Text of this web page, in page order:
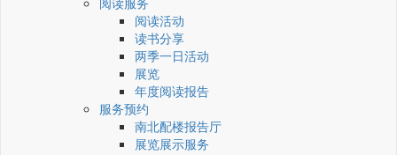
阅读活动
读书分享
两季一日活动
展览
年度阅读报告
服务预约
南北配楼报告厅
展览展示服务